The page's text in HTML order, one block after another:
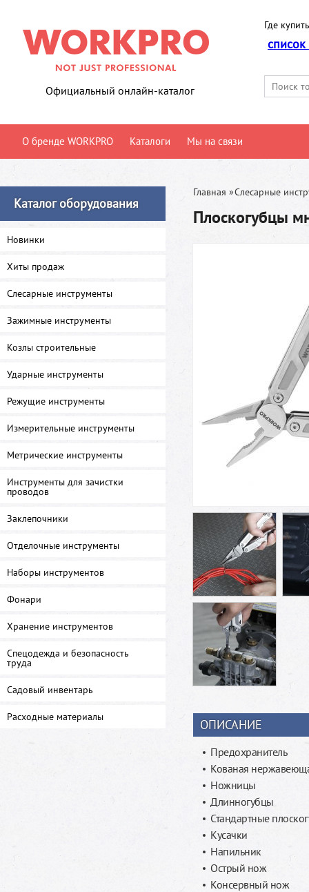
Официальный онлайн-каталог
Где
О бренде WORKPRO Каталоги Мы на связи
Каталог оборудования
Новинки
Хиты продаж
Слесарные инструменты
Зажимные инструменты
Козлы строительные
Ударные инструменты
Режущие инструменты
Измерительные инструменты
Метрические инструменты
Инструменты для зачистки
проводов
Заклепочники
Отделочные инструменты
Наборы инструментов
Фонари
Хранение инструментов
Спецодежда и безопасность
труда
Садовый инвентарь
Расходные материалы
Главная »Слесарные
Плоскогубцы
ОПИСАНИЕ
Предохранитель
Кованая
Ножницы
Длинногубцы
Стандартные
Кусачки
Напильник
Острый нож
Консервный нож